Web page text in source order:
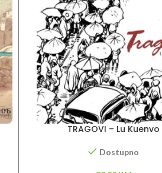
TRAGOVI – Lu Kuenvo
Dostupno